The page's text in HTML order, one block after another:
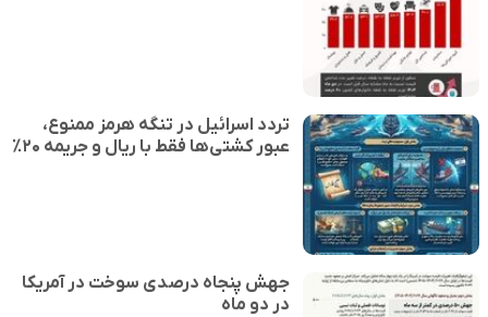
تردد اسرائیل در تنگه هرمز ممنوع،
عبور کشتی‌ها فقط با ریال و جریمه ۲۰٪
جهش پنجاه درصدی سوخت در آمریکا
در دو ماه